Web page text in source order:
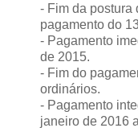
- Fim da postura
pagamento do
- Pagamento
de 2015.
- Fim do
ordinários.
- Pagamento
janeiro de 2016